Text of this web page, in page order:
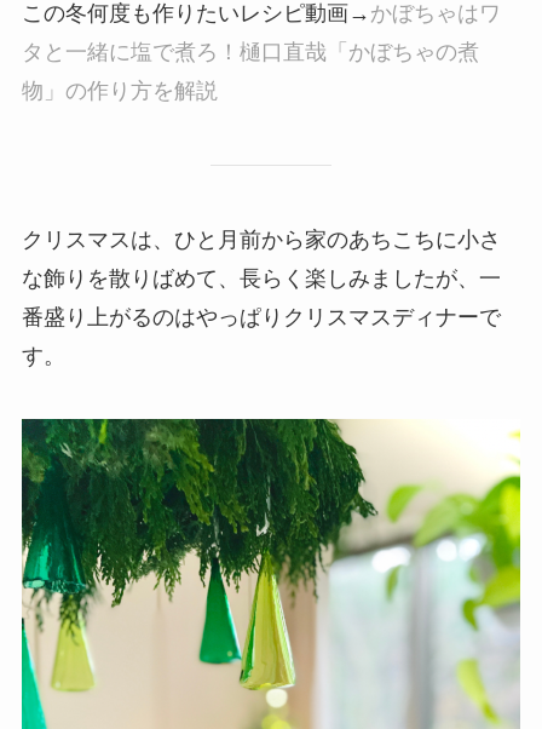
この冬何度も作りたいレシピ動画→ かぼちゃはワ
タと一緒に塩で煮ろ！樋口直哉「かぼちゃの煮
物」の作り方を解説
クリスマスは、ひと月前から家のあちこちに小さ
な飾りを散りばめて、長らく楽しみましたが、一
番盛り上がるのはやっぱりクリスマスディナーで
す。